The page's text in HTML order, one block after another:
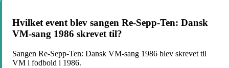
Hvilket event blev sangen Re-Sepp-Ten: Dansk
VM-sang 1986 skrevet til?
Sangen Re-Sepp-Ten: Dansk VM-sang 1986 blev skrevet til
VM i fodbold i 1986.